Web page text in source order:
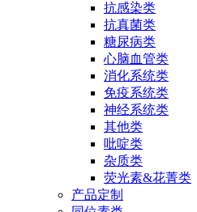
抗感染类
抗真菌类
糖尿病类
心脑血管类
消化系统类
免疫系统类
神经系统类
其他类
吡啶类
杂质类
荧光素&花菁类
产品定制